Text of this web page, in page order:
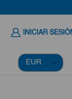
INICIAR